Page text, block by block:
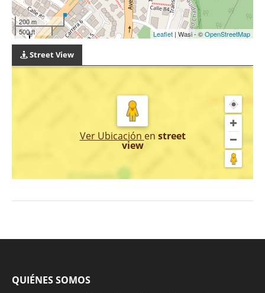
200 m
500 ft
Leaflet | Wasi - ©OpenStreetMap
Street View
Ver Ubicación en street
view
QUIÉNES SOMOS